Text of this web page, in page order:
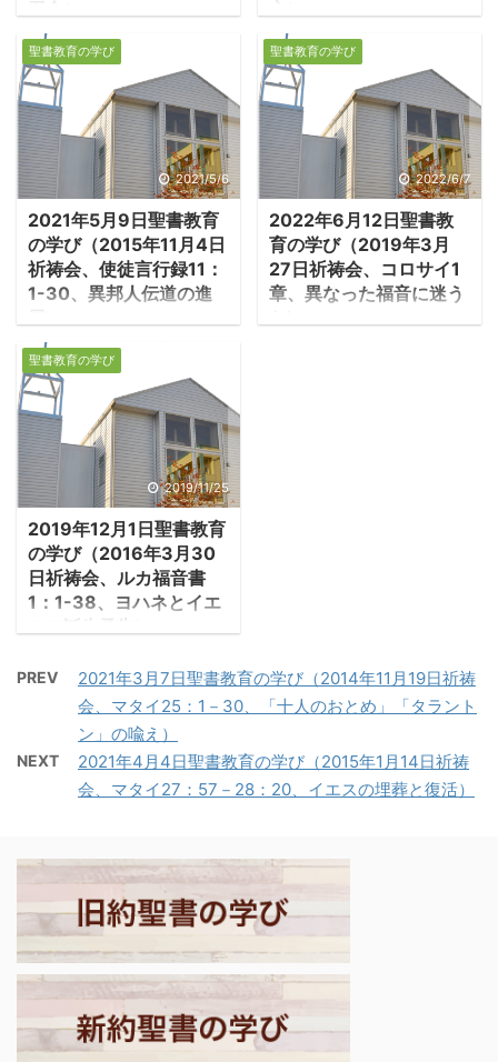
1.中風の人をいやす
・イエスのいやしの評判
はますます高まり、イエ
スが滞在した家（シモン
とアンデレの家、1：
29）には、いやしを求め
る大勢の人が押し寄せ、
ついに家の入り口まで、
人で埋め尽くされた。 －
マルコ2：1-2a「数日
後、イエスが再びカフア
家におられることが知れ
渡り、大勢の人が集まっ
たので、戸口の辺りまで
すきまもないほどになっ
た。」 ・イエスが人々に
教えていると、四人の男
が足腰の立たぬ中風の病
人を、担架で担いで来
て、いやしを求めた。し
か ...
1.サウロの回心 ・サ
ウロ（後のパウロ）は熱
心なファリサイ派であ
り、モーセ律法を軽視す
るキリスト教会を迫害し
ていた。 －使徒8：1-
3「サウロは、ステファ
ノの殺害に賛成してい
た。その日、エルサレム
の教会に対して大迫害が
起こり、使徒たちのほか
聖書教育の学び
2021/5/6
2021年5月9日聖書教育
の学び（2015年11月4日
祈祷会、使徒言行録11：
1-30、異邦人伝道の進
エルサレムに始まった
教会はペテロやヨハネ等
のガリラヤ人の弟子たち
を中心にした集まりでし
た。彼らは信仰的には
「律法を守り、神殿を尊
ぶ」、保守的なユダヤ教
徒でした。そのためユダ
ヤ教会も彼らの存在を容
認しましたが、ギリシア
語を話すユダヤ人たち
れる人々が教会に入って
くると、少しずつ教会が
変わり始めます。彼らは
「人はイエスの十字架の
贖罪を通して救われる、
律法や割礼は不要だ」と
神殿には住まわれない」
と公言します（7：49-
50）。これは神殿礼拝や
...
聖書教育の学び
2022/6/7
2022年6月12日聖書教
育の学び（2019年3月
27日祈祷会、コロサイ1
章、異なった福音に迷う
オネシモが手紙の持参人
として、コロサイに向か
うとされている（4：
9）。コロサイの町は紀
元60年の大地震により消
滅し、その後再建されな
手紙が書かれたのはフィ
レモンの手紙から数年
後、紀元 ...
聖書教育の学び
2019/11/25
2019年12月1日聖書教育
の学び（2016年3月30
日祈祷会、ルカ福音書
1：1-38、ヨハネとイエ
スの誕生予告）
福音書』の著者は、使徒
パウロの弟子としてパウ
ロの宣教旅行に同行し
た、医者ルカと言われて
いる。彼は異邦人であ
文で福音の事績を時系列
に正しく記したと執筆方
針を説明している。献呈
されたテオフィロはロー
マの高官とされるが、詳
細は分からない。 －ルカ
1：1-4「私たちの間で実
現した事柄について、最
PREV
2021年3月7日聖書教育の学び（2014年11月19日祈祷
会、マタイ25：1－30、「十人のおとめ」「タラント
ン」の喩え）
NEXT
2021年4月4日聖書教育の学び（2015年1月14日祈祷
会、マタイ27：57－28：20、イエスの埋葬と復活）